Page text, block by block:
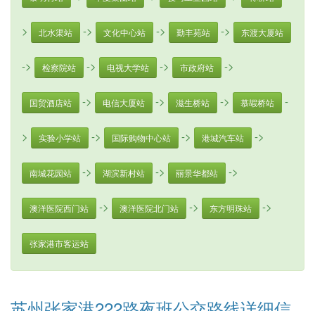
> 北水渠站 -> 文化中心站 -> 勤丰苑站 -> 东渡大厦站
-> 检察院站 -> 电视大学站 -> 市政府站 ->
国贸酒店站 -> 电信大厦站 -> 滋生桥站 -> 慕嘏桥站 -
> 实验小学站 -> 国际购物中心站 -> 港城汽车站 ->
南城花园站 -> 湖滨新村站 -> 丽景华都站 ->
澳洋医院西门站 -> 澳洋医院北门站 -> 东方明珠站 ->
张家港市客运站